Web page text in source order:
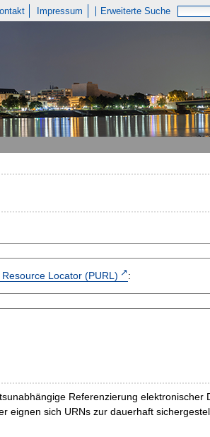
Impressum Erweiterte Suche
Locator (PURL) :
Referenzierung elektronischer
eignen sich URNs zur dauerhaft